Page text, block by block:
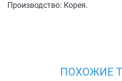
Производство: Корея.
ПОХОЖИЕ